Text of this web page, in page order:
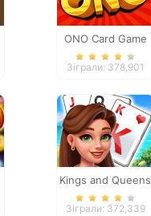
ONO Card Game
Зіграли: 378,901
Kings and Queens
Solitaire Tripeaks
Зіграли: 372,339